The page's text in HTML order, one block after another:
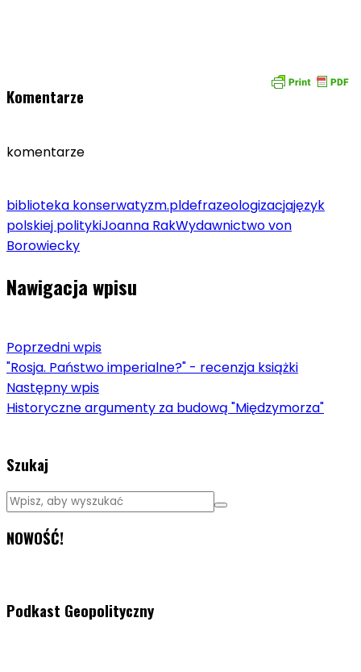
Komentarze
komentarze
biblioteka konserwatyzm.pldefrazeologizacjajęzyk
polskiej politykiJoanna RakWydawnictwo von
Borowiecky
Nawigacja wpisu
Poprzedni wpis
"Rosja. Państwo imperialne?" - recenzja książki
Następny wpis
Historyczne argumenty za budową "Międzymorza"
Szukaj
NOWOŚĆ!
Podkast Geopolityczny